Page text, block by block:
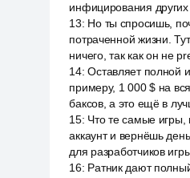
инфицирования
13: Но ты спросишь,
потраченной жизни.
ничего, так как он не
14:Оставляет полной
примеру, 1 000 $ на
баксов, а это ещё в
15: Что те самые игры,
аккаунт и вернёшь
для разработчиков
16: Ратник дают